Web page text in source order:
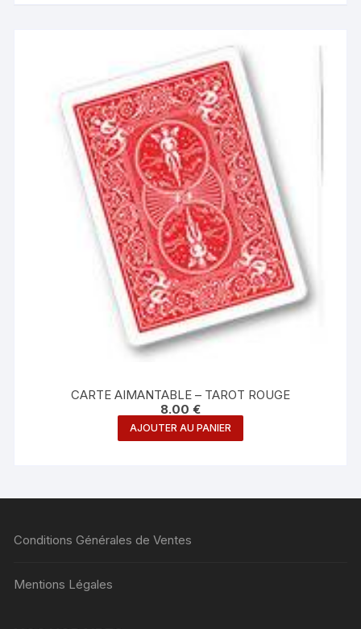
CARTE AIMANTABLE – TAROT ROUGE
8.00 €
AJOUTER AU PANIER
Conditions Générales de Ventes
Mentions Légales